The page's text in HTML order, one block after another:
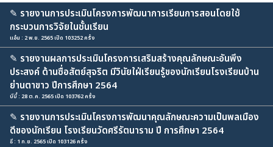
✎ รายงานการประเมินโครงการพัฒนาการเรียนการสอนโดยใช้
กระบวนการวิจัยในชั้นเรียน
แอ๋น : 2 พ.ย. 2565 เปิด 103252 ครั้ง
✎ รายงานผลการประเมินโครงการเสริมสร้างคุณลักษณะอันพึง
ประสงค์ ด้านซื่อสัตย์สุจริต มีวินัยใฝ่เรียนรู้ของนักเรียนโรงเรียนบ้าน
ย่านตาขาว ปีการศึกษา 2564
บีบี๋ : 28 ต.ค. 2565 เปิด 103762 ครั้ง
✎ รายงานการประเมินโครงการพัฒนาคุณลักษณะความเป็นพลเมือง
ดีของนักเรียน โรงเรียนวัดศรีรัตนาราม ปี การศึกษา 2564
ธี : 1 ก.ย. 2565 เปิด 103126 ครั้ง